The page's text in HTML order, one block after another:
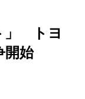
」 トヨ
開始